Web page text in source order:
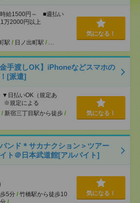
時給1500円～ ■週払い
2000円以上
駅 / 日ノ出町駅 / …
気になる！
金手渡しOK】iPhoneなどスマホの
[派遣]
日払いOK（規定あ
※規定による
/ 新宿三丁目駅から徒歩 /
気になる！
ンド＊サカナクション＞ツアー
ト＠日本武道館[アルバイト]
5分 / 竹橋駅から徒歩10
気になる！